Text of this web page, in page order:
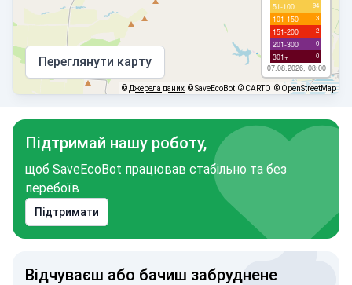
51-100 94
101-150 3
151-200 2
201-300 0
301+ 0
07.08.2026, 08:00
Переглянути карту
© Джерела даних © SaveEcoBot © CARTO © OpenStreetMap
Підтримай нашу роботу,
щоб SaveEcoBot працював стабільно та без
перебоїв
Підтримати
Відчуваєш або бачиш забруднене